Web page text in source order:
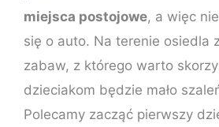
miejsca postojowe, a więc
się o auto. Na terenie osiedla
zabaw, z którego warto
dzieciakom będzie mało
Polecamy zacząć pierwszy